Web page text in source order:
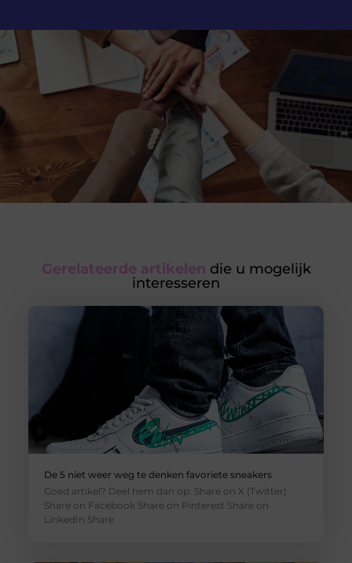
Gerelateerde artikelen die u mogelijk
interesseren
De 5 niet weer weg te denken favoriete sneakers
Goed artikel? Deel hem dan op: Share on X (Twitter)
Share on Facebook Share on Pinterest Share on
LinkedIn Share